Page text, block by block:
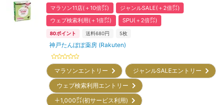
マラソン11店(＋10倍㌽)
ジャンルSALE(＋2倍㌽)
ウェブ検索利用(＋1倍㌽)
SPU(＋2倍㌽)
80ポイント 送料680円 5枚
神戸たんぽぽ薬房 (Rakuten)
マラソンエントリー
ジャンルSALEエントリー
ウェブ検索利用エントリー
＋1,000㌽(初サービス利用)